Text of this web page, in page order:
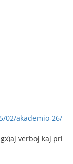
02/akademio-26/
verboj kaj pri